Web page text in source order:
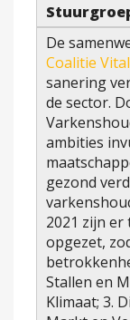
De
Coalitie
sanering
de sector.
ambities
gezond
2021 zijn
opgezet,
Stallen en
Klimaat; 3.